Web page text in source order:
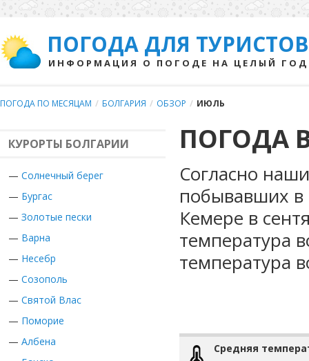
ПОГОДА ДЛЯ ТУРИСТОВ
ИНФОРМАЦИЯ О ПОГОДЕ НА ЦЕЛЫЙ ГОД
ПОГОДА ПО МЕСЯЦАМ / БОЛГАРИЯ / ОБЗОР / ИЮЛЬ
КУРОРТЫ БОЛГАРИИ
— Солнечный берег
— Бургас
— Золотые пески
— Варна
— Несебр
— Созополь
— Святой Влас
— Поморие
— Албена
ПОГОДА
Согласно
побывавших в
Кемере в
температура
температура
Средняя